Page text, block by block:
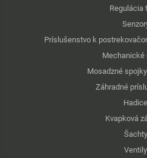
Regulácia
Príslušenstvo k
Mechanické
Mosadzné
Záhradné
Hadice
Kvapková
Šachty
Ventily